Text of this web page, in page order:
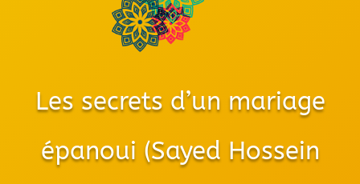
Les secrets d’un mariage
épanoui (Sayed Hossein